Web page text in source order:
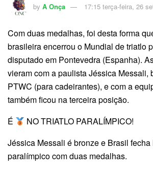
by A Onça 17:15 terça-feira, 26
Com duas medalhas, foi desta forma
brasileira encerrou o Mundial de triatlo
disputado em Pontevedra (Espanha).
vieram com a paulista Jéssica Messali,
PTWC (para cadeirantes), e com a
também ficou na terceira posição.
É
NO TRIATLO PARALÍMPICO!
Jéssica Messali é bronze e Brasil
paralímpico com duas medalhas.